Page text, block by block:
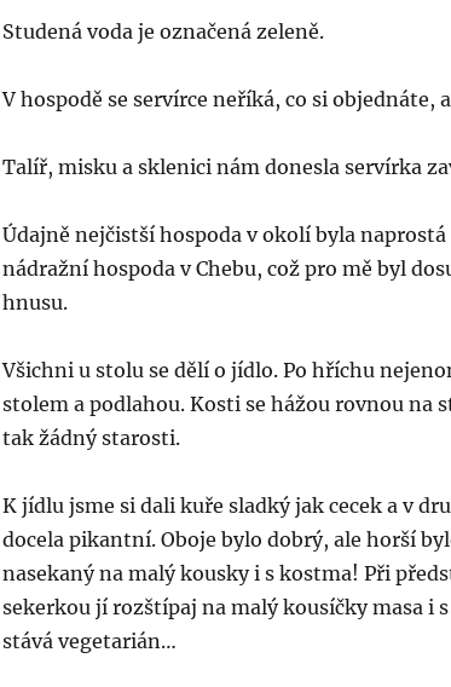
Studená voda je označená zeleně.
V hospodě se servírce neříká, co si objednáte,
Talíř, misku a sklenici nám donesla servírka
Údajně nejčistší hospoda v okolí byla
nádražní hospoda v Chebu, což pro mě byl
hnusu.
Všichni u stolu se dělí o jídlo. Po hříchu
stolem a podlahou. Kosti se hážou rovnou na
tak žádný starosti.
K jídlu jsme si dali kuře sladký jak cecek a v
docela pikantní. Oboje bylo dobrý, ale horší
nasekaný na malý kousky i s kostma! Při
sekerkou jí rozštípaj na malý kousíčky masa i
stává vegetarián…